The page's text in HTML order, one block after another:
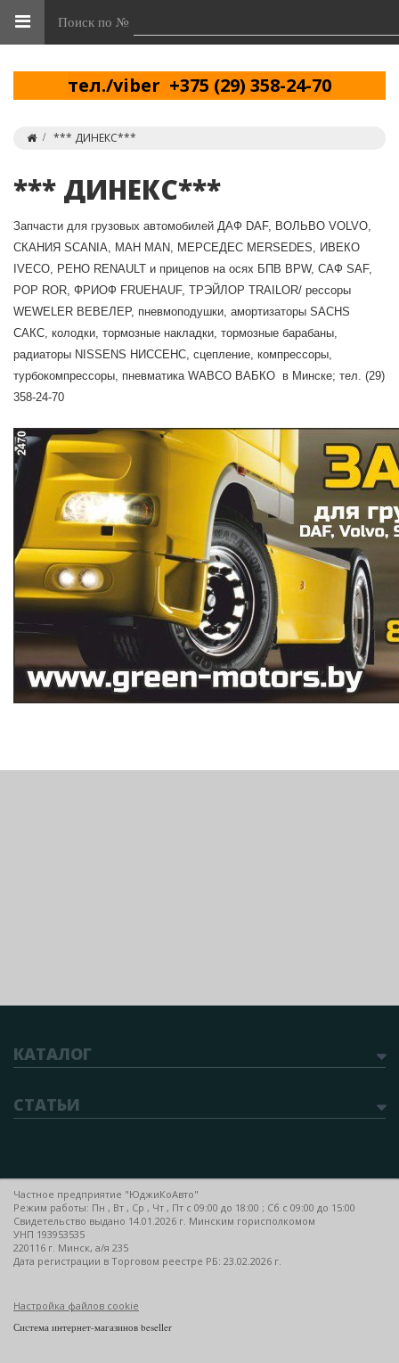
Поиск по №
тел./viber +375 (29) 358-24-70
*** ДИНЕКС***
*** ДИНЕКС***
Запчасти для грузовых автомобилей ДАФ DAF, ВОЛЬВО VOLVO,
СКАНИЯ SCANIA, МАН MAN, МЕРСЕДЕС MERSEDES, ИВЕКО
IVECO, РЕНО RENAULT и прицепов на осях БПВ BPW, CАФ SAF,
РОР ROR, ФРИОФ FRUEHAUF, ТРЭЙЛОР TRAILOR/ рессоры
WEWELER ВЕВЕЛЕР, пневмоподушки, амортизаторы SACHS
САКС, колодки, тормозные накладки, тормозные барабаны,
радиаторы NISSENS НИССЕНС, сцепление, компрессоры,
турбокомпрессоры, пневматика WABCO ВАБКО в Минске; тел. (29)
358-24-70
КАТАЛОГ
СТАТЬИ
Частное предприятие "ЮджиКоАвто"
Режим работы: Пн , Вт , Ср , Чт , Пт c 09:00 до 18:00 ; Сб c 09:00 до 15:00
Свидетельство выдано 14.01.2026 г. Минским горисполкомом
УНП 193953535
220116 г. Минск, а/я 235
Дата регистрации в Торговом реестре РБ: 23.02.2026 г.
Настройка файлов cookie
Система интернет-магазинов beseller